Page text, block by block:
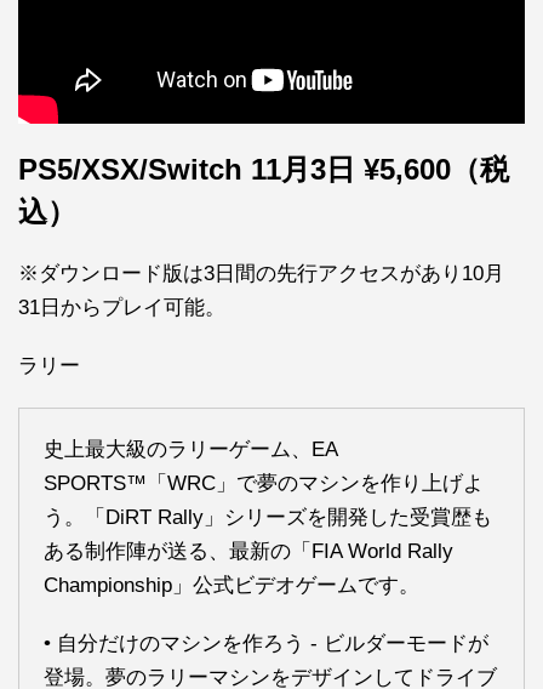
PS5/XSX/Switch 11月3日 ¥5,600（税
込）
※ダウンロード版は3日間の先行アクセスがあり10月
31日からプレイ可能。
ラリー
史上最大級のラリーゲーム、EA
SPORTS™「WRC」で夢のマシンを作り上げよ
う。「DiRT Rally」シリーズを開発した受賞歴も
ある制作陣が送る、最新の「FIA World Rally
Championship」公式ビデオゲームです。
• 自分だけのマシンを作ろう - ビルダーモードが
登場。夢のラリーマシンをデザインしてドライブ